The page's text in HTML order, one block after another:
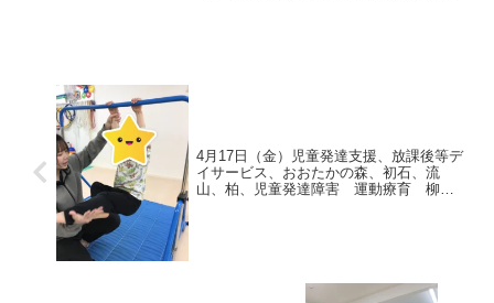
4月17日（金）児童発達支援、放課後等デ
イサービス、おおたかの森、初石、流
山、柏、児童発達障害 運動療育 柳沢